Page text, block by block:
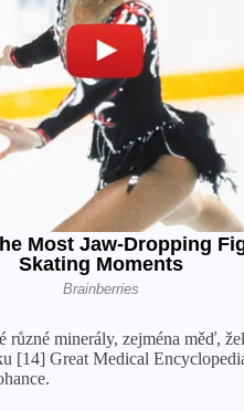
minerály, zejména měď,
[14] Great Medical